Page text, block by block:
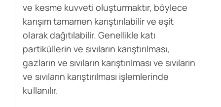
ve kesme kuvveti oluşturmaktır, böylece
karışım tamamen karıştırılabilir ve eşit
olarak dağıtılabilir. Genellikle katı
partiküllerin ve sıvıların karıştırılması,
gazların ve sıvıların karıştırılması ve sıvıların
ve sıvıların karıştırılması işlemlerinde
kullanılır.